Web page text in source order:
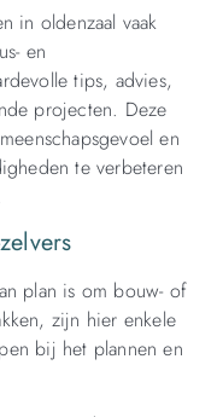
in oldenzaal vaak
en
tips, advies,
projecten. Deze
en
te verbeteren
plan is om bouw- of
zijn hier enkele
bij het plannen en